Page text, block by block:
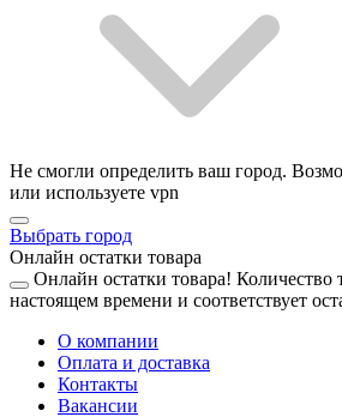
Не смогли определить ваш город.
или используете vpn
Выбрать город
Онлайн остатки товара
Онлайн остатки товара! Количество
настоящем времени и соответствует
О компании
Оплата и доставка
Контакты
Вакансии